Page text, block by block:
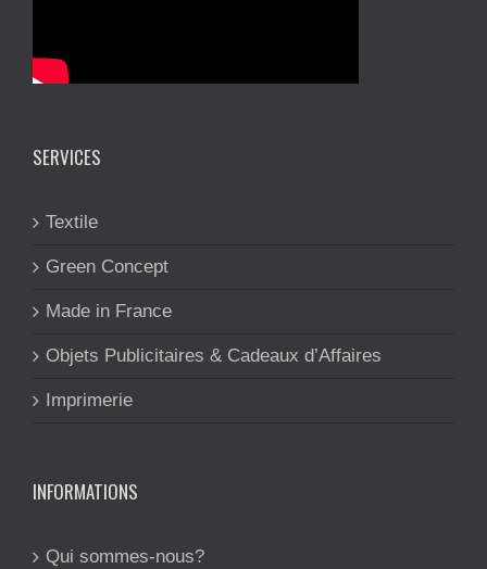
SERVICES
Textile
Green Concept
Made in France
Objets Publicitaires & Cadeaux d’Affaires
Imprimerie
INFORMATIONS
Qui sommes-nous?